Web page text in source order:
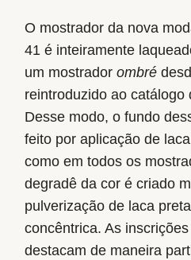
O mostrador da nova
41 é inteiramente
um mostradorombré
reintroduzido ao catálogo
Desse modo, o fundo
feito por aplicação de
como em todos os
degradê da cor é criado
pulverização de laca
concêntrica. As
destacam de maneira